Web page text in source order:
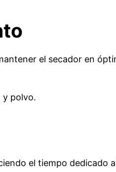
el secador en
y polvo.
el tiempo dedicado